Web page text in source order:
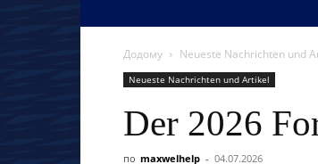
Додому Neueste Nachrichten und
Neueste Nachrichten und Artikel
Der 2026
по maxwelhelp - 04.07.2026